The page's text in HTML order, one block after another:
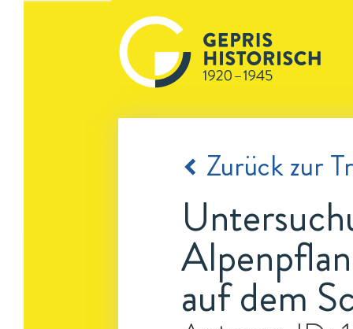
Zurück zur
auf dem